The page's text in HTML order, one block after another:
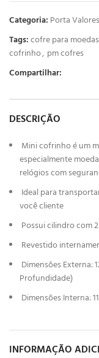
Categoria: Porta Valores
Tags:cofre para moedas
cofrinho, pm cofres
Compartilhar:
DESCRIÇÃO
Mini cofrinho é um
especialmente
relógios com
Ideal para
você cliente
Possui cilindro com
Revestido
Dimensões Externa:
Profundidade)
Dimensões Interna:
INFORMAÇÃO